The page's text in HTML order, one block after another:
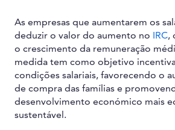
As empresas que aumentarem os
deduzir o valor do aumento no IRC,
o crescimento da remuneração
medida tem como objetivo
condições salariais, favorecendo o
de compra das famílias e
desenvolvimento económico mais
sustentável.